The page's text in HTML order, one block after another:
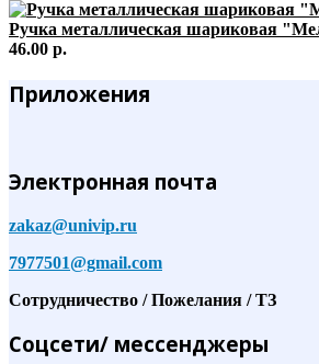
Ручка металлическая шариковая
46.00 р.
Приложения
Электронная почта
zakaz@univip.ru
7977501@gmail.com
Сотрудничество / Пожелания / ТЗ
Соцсети/ мессенджеры